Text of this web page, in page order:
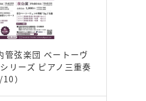
弦楽団 ベートーヴ
リーズ ピアノ三重奏
）